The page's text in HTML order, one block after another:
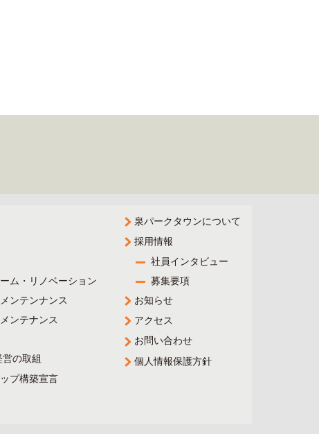
ム・リノベーション
ンテンナンス
ンテナンス
の取組
プ構築宣言
泉パークタウンについて
採用情報
社員インタビュー
募集要項
お知らせ
アクセス
お問い合わせ
個人情報保護方針